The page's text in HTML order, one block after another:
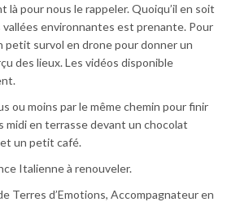
là pour nous le rappeler. Quoiqu’il en soit
vallées environnantes est prenante. Pour
petit survol en drone pour donner un
des lieux. Les vidéos disponible
ou moins par le même chemin pour finir
midi en terrasse devant un chocolat
un petit café.
Italienne à renouveler.
Terres d’Emotions, Accompagnateur en